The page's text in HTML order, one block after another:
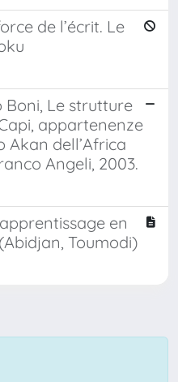
de l’écrit. Le
Boni, Le strutture
appartenenze
Akan dell’Africa
Angeli, 2003.
en
Toumodi)